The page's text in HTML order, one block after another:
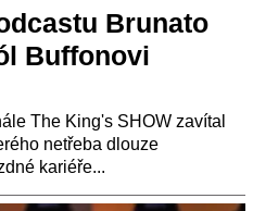
Brunato
Buffonovi
The King's SHOW zavítal
netřeba dlouze
kariéře...